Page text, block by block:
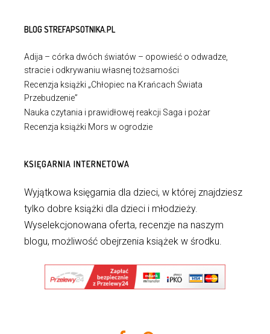
BLOG STREFAPSOTNIKA.PL
Adija – córka dwóch światów – opowieść o odwadze,
stracie i odkrywaniu własnej tożsamości
Recenzja książki „Chłopiec na Krańcach Świata
Przebudzenie”
Nauka czytania i prawidłowej reakcji Saga i pożar
Recenzja książki Mors w ogrodzie
KSIĘGARNIA INTERNETOWA
Wyjątkowa księgarnia dla dzieci, w której znajdziesz
tylko dobre książki dla dzieci i młodzieży.
Wyselekcjonowana oferta, recenzje na naszym
blogu, możliwość obejrzenia książek w środku.